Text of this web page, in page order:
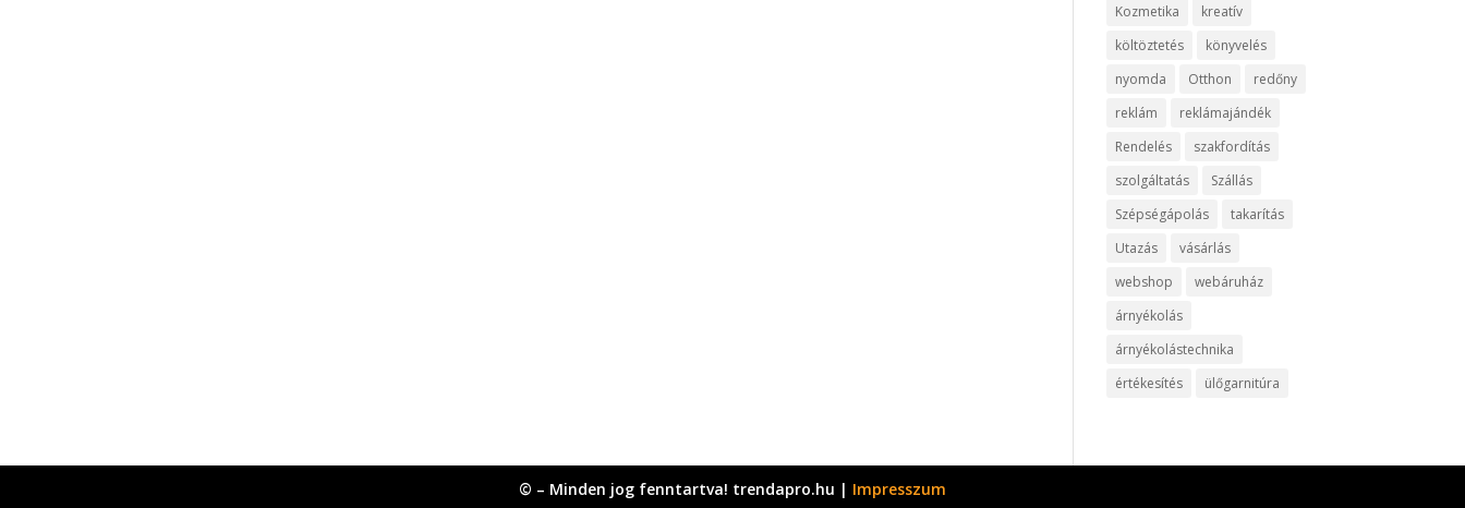
Kozmetika
kreatív
költöztetés
könyvelés
nyomda
Otthon
redőny
reklám
reklámajándék
Rendelés
szakfordítás
szolgáltatás
Szállás
Szépségápolás
takarítás
Utazás
vásárlás
webshop
webáruház
árnyékolás
árnyékolástechnika
értékesítés
ülőgarnitúra
© – Minden jog fenntartva! trendapro.hu | Impresszum